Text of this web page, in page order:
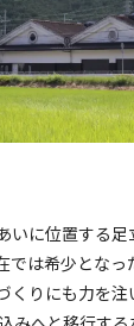
いに位置する
では希少とな
くりにも力を